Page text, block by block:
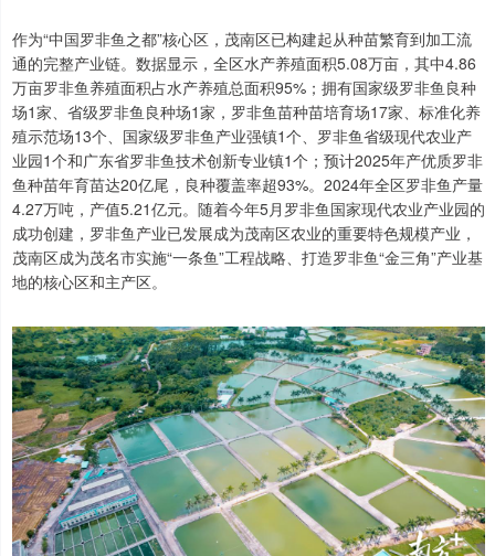
作为“中国罗非鱼之都”核心区，茂南区已构建起从种苗繁育到加工流
通的完整产业链。数据显示，全区水产养殖面积5.08万亩，其中4.86
万亩罗非鱼养殖面积占水产养殖总面积95%；拥有国家级罗非鱼良种
场1家、省级罗非鱼良种场1家，罗非鱼苗种苗培育场17家、标准化养
殖示范场13个、国家级罗非鱼产业强镇1个、罗非鱼省级现代农业产
业园1个和广东省罗非鱼技术创新专业镇1个；预计2025年产优质罗非
鱼种苗年育苗达20亿尾，良种覆盖率超93%。2024年全区罗非鱼产量
4.27万吨，产值5.21亿元。随着今年5月罗非鱼国家现代农业产业园的
成功创建，罗非鱼产业已发展成为茂南区农业的重要特色规模产业，
茂南区成为茂名市实施“一条鱼”工程战略、打造罗非鱼“金三角”产业基
地的核心区和主产区。